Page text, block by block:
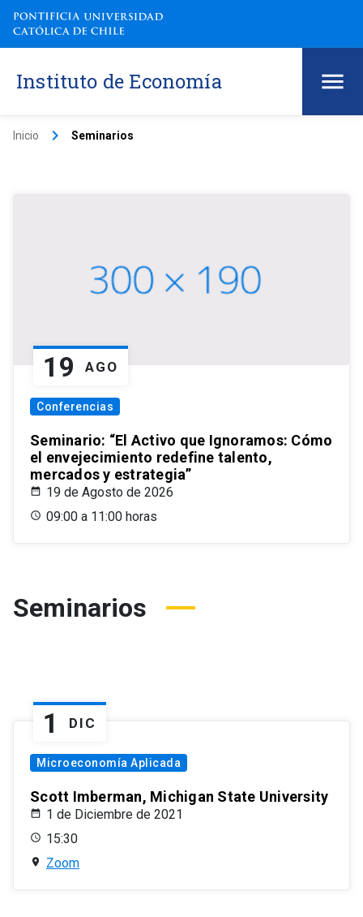
Instituto de Economía
Inicio keyboard_arrow_right Seminarios
19 AGO
Conferencias
Seminario: “El Activo que Ignoramos: Cómo
el envejecimiento redefine talento,
mercados y estrategia”
19 de Agosto de 2026
09:00 a 11:00 horas
Seminarios
1 DIC
Microeconomía Aplicada
Scott Imberman, Michigan State University
1 de Diciembre de 2021
15:30
Zoom